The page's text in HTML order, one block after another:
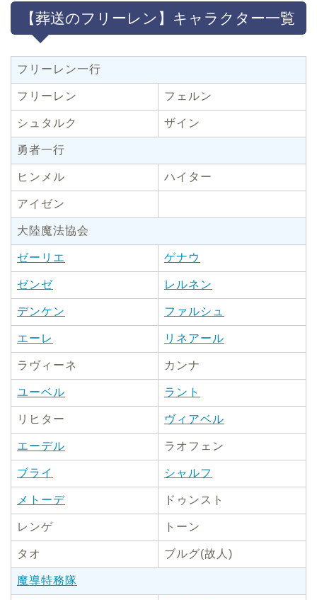
【葬送のフリーレン】キャラクター一覧
フリーレン一行
フリーレン フェルン
シュタルク ザイン
勇者一行
ヒンメル ハイター
アイゼン
大陸魔法協会
ゼーリエ ゲナウ
ゼンゼ レルネン
デンケン ファルシュ
エーレ リネアール
ラヴィーネ カンナ
ユーベル ラント
リヒター ヴィアベル
エーデル ラオフェン
ブライ シャルフ
メトーデ ドゥンスト
レンゲ トーン
タオ ブルグ(故人)
魔導特務隊